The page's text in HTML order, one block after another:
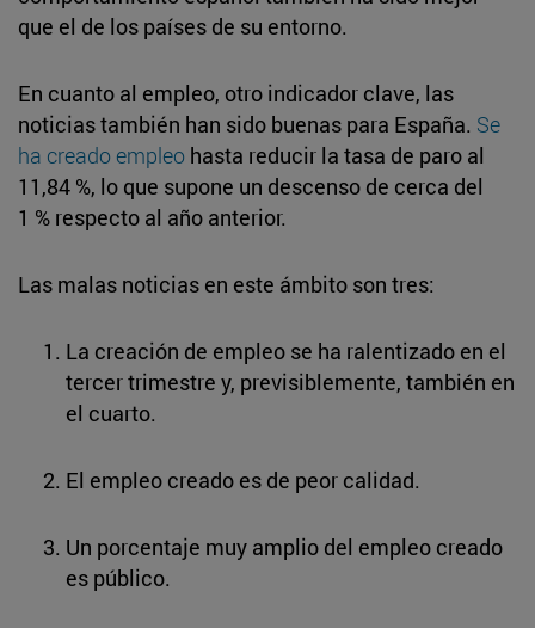
que el de los países de su entorno.
En cuanto al empleo, otro indicador clave, las
noticias también han sido buenas para España. Se
ha creado empleo hasta reducir la tasa de paro al
11,84 %, lo que supone un descenso de cerca del
1 % respecto al año anterior.
Las malas noticias en este ámbito son tres:
La creación de empleo se ha ralentizado en el
tercer trimestre y, previsiblemente, también en
el cuarto.
El empleo creado es de peor calidad.
Un porcentaje muy amplio del empleo creado
es público.